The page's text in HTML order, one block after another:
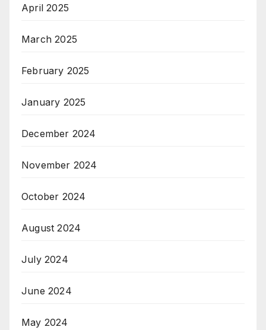
April 2025
March 2025
February 2025
January 2025
December 2024
November 2024
October 2024
August 2024
July 2024
June 2024
May 2024